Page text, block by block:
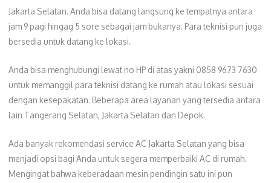
Jakarta Selatan. Anda bisa datang langsung ke tempatnya antara
jam 9 pagi hingag 5 sore sebagai jam bukanya. Para teknisi pun juga
bersedia untuk datang ke lokasi.
Anda bisa menghubungi lewat no HP di atas yakni 0858 9673 7630
untuk memanggil para teknisi datang ke rumah atau lokasi sesuai
dengan kesepakatan. Beberapa area layanan yang tersedia antara
lain Tangerang Selatan, Jakarta Selatan dan Depok.
Ada banyak rekomendasi service AC Jakarta Selatan yang bisa
menjadi opsi bagi Anda untuk segera memperbaiki AC di rumah.
Mengingat bahwa keberadaan mesin pendingin satu ini pun